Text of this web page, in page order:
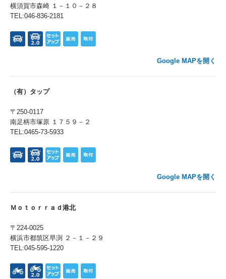
横須賀市森崎 １－１０－２８
TEL:046-836-2181
Google MAPを開く
（有）タップ
〒250-0117
南足柄市塚原 １７５９－２
TEL:0465-73-5933
Google MAPを開く
Ｍｏｔｏｒｒａｄ港北
〒224-0025
横浜市都筑区早渕 ２－１－２９
TEL:045-595-1220